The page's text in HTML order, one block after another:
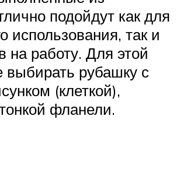
подойдут как для
использования, так и
на работу. Для этой
рубашку с
(клеткой),
фланели.